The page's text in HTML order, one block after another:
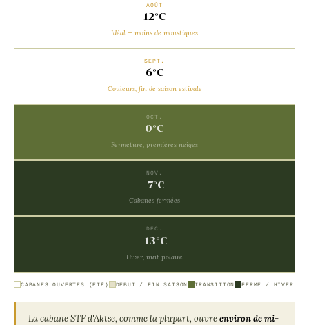
AOÛT
12°C
Idéal — moins de moustiques
SEPT.
6°C
Couleurs, fin de saison estivale
OCT.
0°C
Fermeture, premières neiges
NOV.
-7°C
Cabanes fermées
DÉC.
-13°C
Hiver, nuit polaire
CABANES OUVERTES (ÉTÉ) DÉBUT / FIN SAISON TRANSITION FERMÉ / HIVER
La cabane STF d'Aktse, comme la plupart, ouvreenviron de mi-